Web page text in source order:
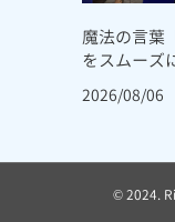
魔法の言葉
をスムーズ
2026/08/06
© 2024.